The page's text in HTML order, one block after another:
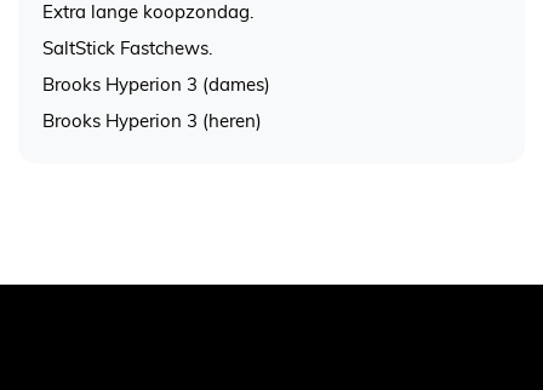
Extra lange koopzondag.
SaltStick Fastchews.
Brooks Hyperion 3 (dames)
Brooks Hyperion 3 (heren)